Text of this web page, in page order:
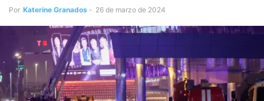
Por Katerine Granados - 26 de marzo de 2024